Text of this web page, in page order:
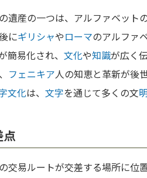
遺産の一つは、アルファベット
にギリシャやローマのアルファ
簡易化され、 文化や知識が広く
フェニキア人の知恵と革新が後
文化は、 文字を通じて多くの文
点
交易ルートが交差する場所に位